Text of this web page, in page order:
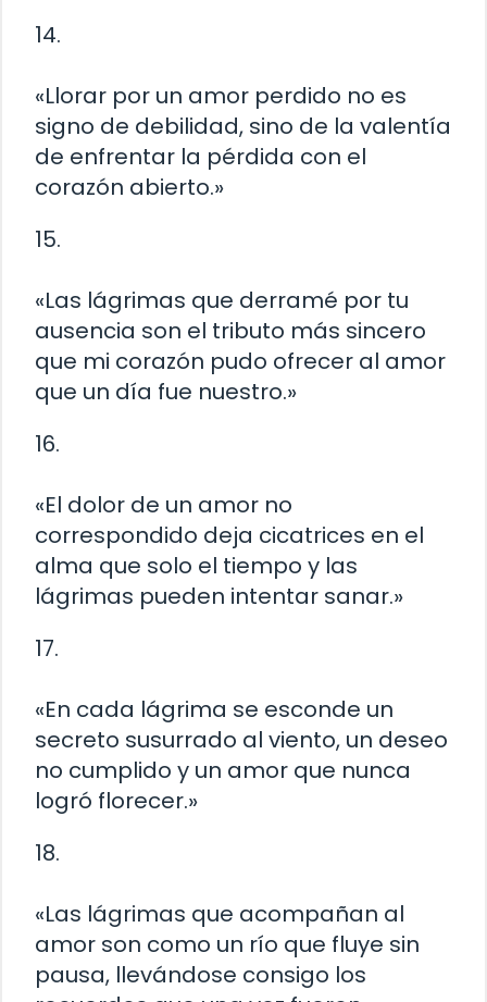
14.
«Llorar por un amor perdido no es
signo de debilidad, sino de la valentía
de enfrentar la pérdida con el
corazón abierto.»
15.
«Las lágrimas que derramé por tu
ausencia son el tributo más sincero
que mi corazón pudo ofrecer al amor
que un día fue nuestro.»
16.
«El dolor de un amor no
correspondido deja cicatrices en el
alma que solo el tiempo y las
lágrimas pueden intentar sanar.»
17.
«En cada lágrima se esconde un
secreto susurrado al viento, un deseo
no cumplido y un amor que nunca
logró florecer.»
18.
«Las lágrimas que acompañan al
amor son como un río que fluye sin
pausa, llevándose consigo los